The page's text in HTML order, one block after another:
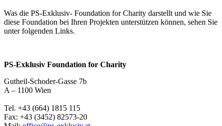
Was die PS-Exklusiv- Foundation for Charity darstellt und wie Sie
diese Foundation bei Ihren Projekten unterstützen können, sehen Sie
unter folgenden Links.
PS-Exklusiv Foundation for Charity
Gutheil-Schoder-Gasse 7b
A – 1100 Wien
Tel. +43 (664) 1815 115
Fax: +43 (3452) 82573-20